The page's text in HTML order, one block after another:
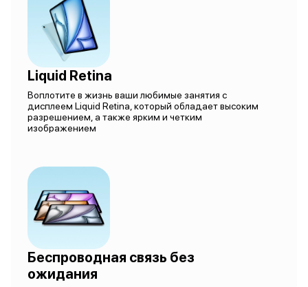
Liquid Retina
Воплотите в жизнь ваши любимые занятия с
дисплеем Liquid Retina, который обладает высоким
разрешением, а также ярким и четким
изображением
Беспроводная связь без
ожидания